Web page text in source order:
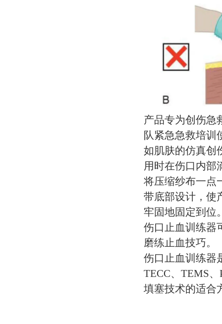
产品专为创伤急
队紧急急救培训
如肌肤的仿真创
用时在伤口内部
将压缩纱布一点
带底部设计，使
牢固地固定到位
伤口止血训练器
磨练止血技巧。
伤口止血训练器
TECC、TEMS
填塞技术的适合